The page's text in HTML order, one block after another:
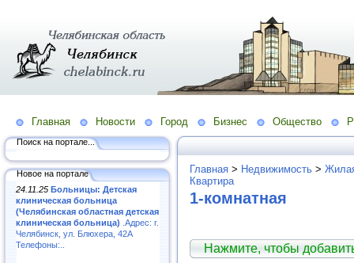
Главная Новости Город Бизнес Общество
Поиск на портале...
Новое на портале
24.11.25 Больницы: Детская
клиническая больница
(Челябинская областная детская
клиническая больница) .Адрес: г.
Челябинск, ул. Блюхера, 42А
Телефоны:..
Главная > Недвижимость >
Квартира
1-комнатная
Нажмите, чтобы